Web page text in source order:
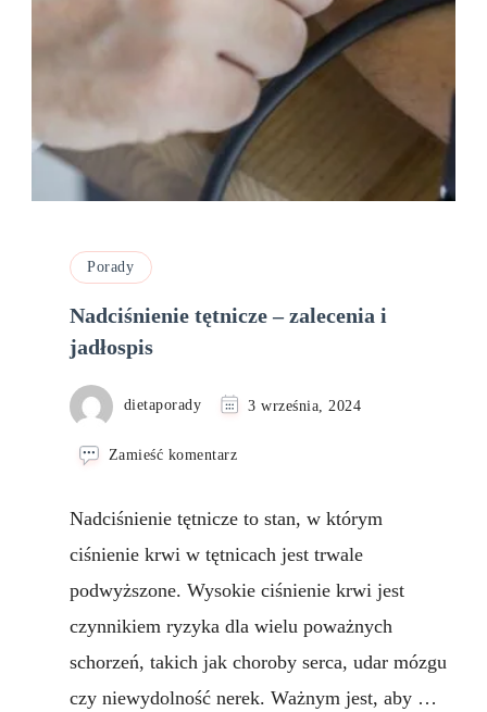
Porady
Nadciśnienie tętnicze – zalecenia i
jadłospis
dietaporady 3 września, 2024
Zamieść komentarzwe
tętnicze
–
zalecenia
i
Nadciśnienie tętnicze to stan, w którym
ciśnienie krwi w tętnicach jest trwale
podwyższone. Wysokie ciśnienie krwi jest
czynnikiem ryzyka dla wielu poważnych
schorzeń, takich jak choroby serca, udar mózgu
czy niewydolność nerek. Ważnym jest, aby …